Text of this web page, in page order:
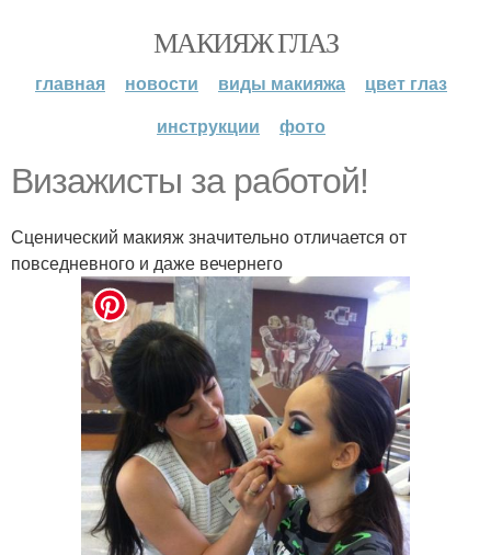
МАКИЯЖ ГЛАЗ
главная новости виды макияжа
цвет глаз
инструкции
фото
Визажисты за работой!
Сценический макияж значительно отличается от
повседневного и даже вечернего